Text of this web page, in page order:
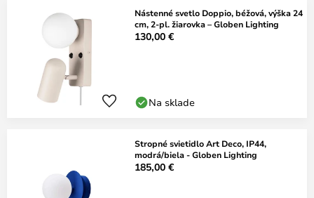
Nástenné svetlo Doppio, béžová, výška 24
cm, 2-pl. žiarovka – Globen Lighting
130,00 €
Na sklade
Stropné svietidlo Art Deco, IP44,
modrá/biela - Globen Lighting
185,00 €